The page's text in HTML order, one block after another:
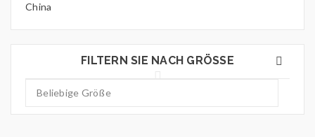
China
FILTERN SIE NACH GRÖSSE